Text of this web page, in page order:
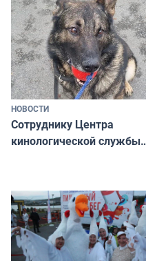
НОВОСТИ
Сотруднику Центра
кинологической службы